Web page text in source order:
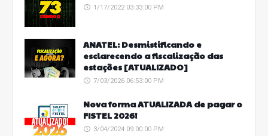
1/17/2022 03:33:00 PM
ANATEL: Desmistificando e
esclarecendo a fiscalização das
estações [ATUALIZADO]
7/03/2026 06:53:00 PM
Nova forma ATUALIZADA de pagar o
FISTEL 2026!
3/04/2024 09:00:00 PM